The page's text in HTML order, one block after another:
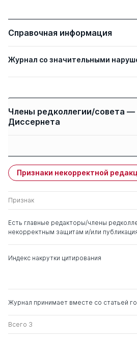
Справочная информация
Журнал со значительными
Члены редколлегии/совета —
Диссернета
Бандурин Владимир
Васильевич
д. э.н.
Всеволодович
Анатольевич
Признаки некорректной
Признак
Есть главные редакторы/члены
некорректным защитам и/или
Индекс накрутки цитирования
Журнал принимает вместе со статьей
Всего 3